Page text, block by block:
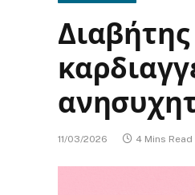
11/03/2026 4 Mins Read